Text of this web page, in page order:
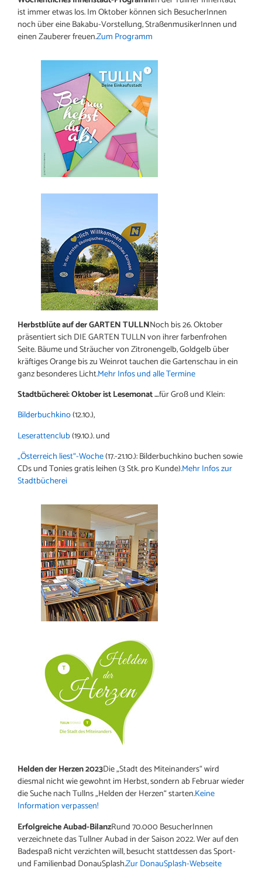
ist immer etwas los. Im Oktober können sich BesucherInnen
noch über eine Bakabu-Vorstellung, StraßenmusikerInnen und
einen Zauberer freuen.Zum Programm
Herbstblüte auf der GARTEN TULLNNoch bis 26. Oktober
präsentiert sich DIE GARTEN TULLN von ihrer farbenfrohen
Seite. Bäume und Sträucher von Zitronengelb, Goldgelb über
kräftiges Orange bis zu Weinrot tauchen die Gartenschau in ein
ganz besonderes Licht.Mehr Infos und alle Termine
Stadtbücherei: Oktober ist Lesemonat …für Groß und Klein:
Bilderbuchkino(12.10.),
Leserattenclub(19.10.). und
„Österreich liest“-Woche(17.-21.10.): Bilderbuchkino buchen sowie
CDs und Tonies gratis leihen (3 Stk. pro Kunde).Mehr Infos zur
Stadtbücherei
Helden der Herzen 2023Die „Stadt des Miteinanders“ wird
diesmal nicht wie gewohnt im Herbst, sondern ab Februar wieder
die Suche nach Tullns „Helden der Herzen“ starten.Keine
Information verpassen!
Erfolgreiche Aubad-BilanzRund 70.000 BesucherInnen
verzeichnete das Tullner Aubad in der Saison 2022. Wer auf den
Badespaß nicht verzichten will, besucht stattdessen das Sport-
und Familienbad DonauSplash.Zur DonauSplash-Webseite